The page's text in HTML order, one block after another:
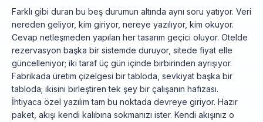
Farklı gibi duran bu beş durumun altında aynı soru yatıyor. Veri
nereden geliyor, kim giriyor, nereye yazılıyor, kim okuyor.
Cevap netleşmeden yapılan her tasarım geçici oluyor. Otelde
rezervasyon başka bir sistemde duruyor, sitede fiyat elle
güncelleniyor; iki taraf üç gün içinde birbirinden ayrışıyor.
Fabrikada üretim çizelgesi bir tabloda, sevkiyat başka bir
tabloda; ikisini birleştiren tek şey bir çalışanın hafızası.
İhtiyaca özel yazılım tam bu noktada devreye giriyor. Hazır
paket, akışı kendi kalıbına sokmanızı ister. Kendi akışınız o